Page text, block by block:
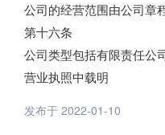
公司的经营范围由公司章
第十六条
公司类型包括有限责任公
营业执照中载明
发布于 2022-01-10